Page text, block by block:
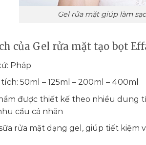
Gel rửa mặt giúp làm
của Gel rửa mặt tạo bọt
Pháp
50ml – 125ml – 200ml – 400ml
được thiết kế theo nhiều dung
cầu cá nhân
rửa mặt dạng gel, giúp tiết kiệm